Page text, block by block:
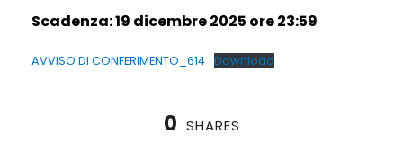
Scadenza: 19 dicembre 2025 ore 23:59
AVVISO DI CONFERIMENTO_614 Download
0 SHARES